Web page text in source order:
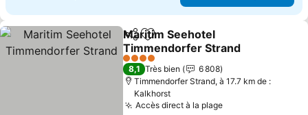
PartagerAjouter à mes favoris
Maritim Seehotel
Timmendorfer Strand
Consulter les prix
4 Étoiles
8,1 Très bien
6 808
Timmendorfer Strand, à 17.7 km de :
Kalkhorst
Accès direct à la plageConsulter les